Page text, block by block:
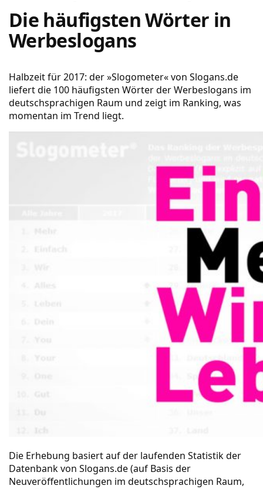
Die häufigsten Wörter in
Werbeslogans
Halbzeit für 2017: der »Slogometer« von Slogans.de
liefert die 100 häufigsten Wörter der Werbeslogans im
deutschsprachigen Raum und zeigt im Ranking, was
momentan im Trend liegt.
Die Erhebung basiert auf der laufenden Statistik der
Datenbank von Slogans.de (auf Basis der
Neuveröffentlichungen im deutschsprachigen Raum,